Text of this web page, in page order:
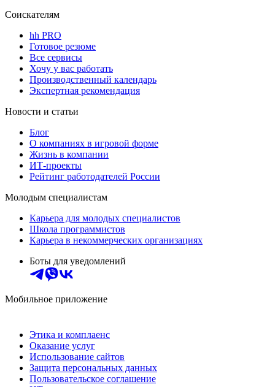
Соискателям
hh PRO
Готовое резюме
Все сервисы
Хочу у вас работать
Производственный календарь
Экспертная рекомендация
Новости и статьи
Блог
О компаниях в игровой форме
Жизнь в компании
ИТ-проекты
Рейтинг работодателей России
Молодым специалистам
Карьера для молодых специалистов
Школа программистов
Карьера в некоммерческих организациях
Боты для уведомлений
Мобильное приложение
Этика и комплаенс
Оказание услуг
Использование сайтов
Защита персональных данных
Пользовательское соглашение